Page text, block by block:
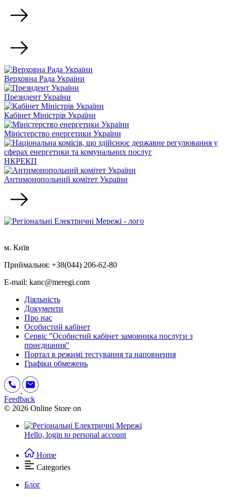
Верховна Рада України
Президент України
Кабінет Міністрів України
Міністерство енергетики України
НКРЕКП
Антимонопольний комітет України
м. Київ
Приймальня: +38(044) 206-62-80
E-mail: kanc@meregi.com
Діяльність
Документи
Про нас
Особистий кабінет
Сервіс "Особистий кабінет замовника послуги з
приєднання"
Портал в режимі тестування та наповнення
Графіки обмежень
Feedback
© 2026 Online Store on
Hello, login to personal account
Home
Categories
Блог